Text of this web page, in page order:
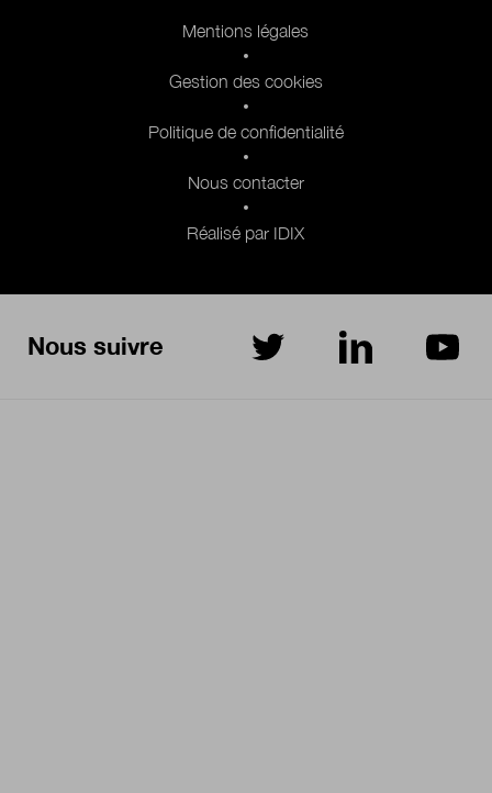
Nous suivre sur Twitter sur LinkedInsur
Mentions légales
Gestion des cookies
Politique de confidentialité
Nous contacter
Réalisé par IDIX